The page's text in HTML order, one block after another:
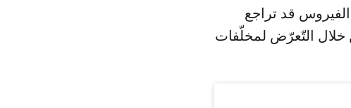
قد تراجع
خلال التّعرّض لمخلّفات